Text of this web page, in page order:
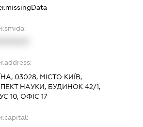
03028, МІСТО КИЇВ,
НАУКИ, БУДИНОК 42/1,
10, ОФІС 17